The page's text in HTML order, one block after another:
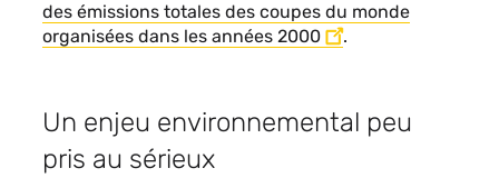
des émissions totales des coupes du monde
organisées dans les années 2000
.
Un enjeu environnemental peu
pris au sérieux